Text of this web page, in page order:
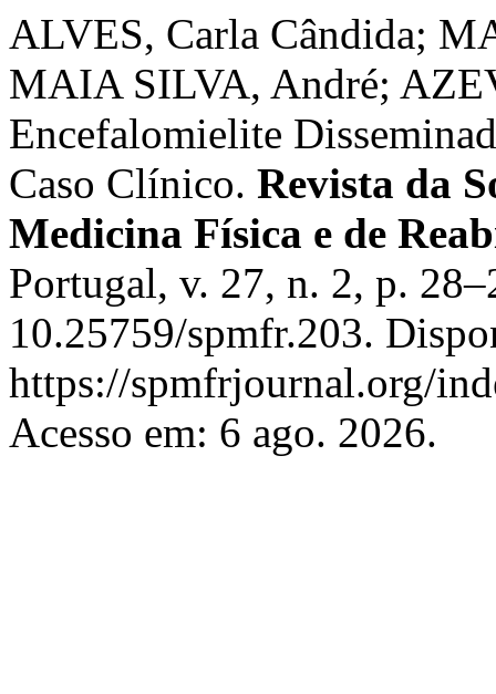
ALVES, Carla Cândida;
MAIA SILVA, André;
Encefalomielite
Caso Clínico. Revista da
Medicina Física e de
Portugal, v. 27, n. 2, p.
10.25759/spmfr.203.
https://spmfrjournal.org/
Acesso em: 6 ago. 2026.